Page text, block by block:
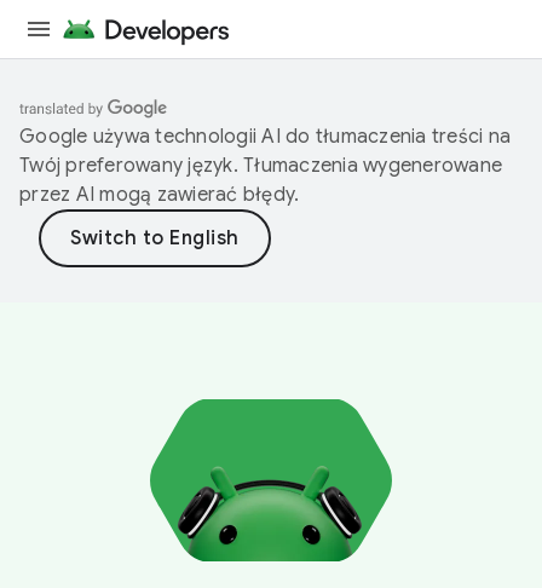
Google używa technologii AI do tłumaczenia treści na
Twój preferowany język. Tłumaczenia wygenerowane
przez AI mogą zawierać błędy.